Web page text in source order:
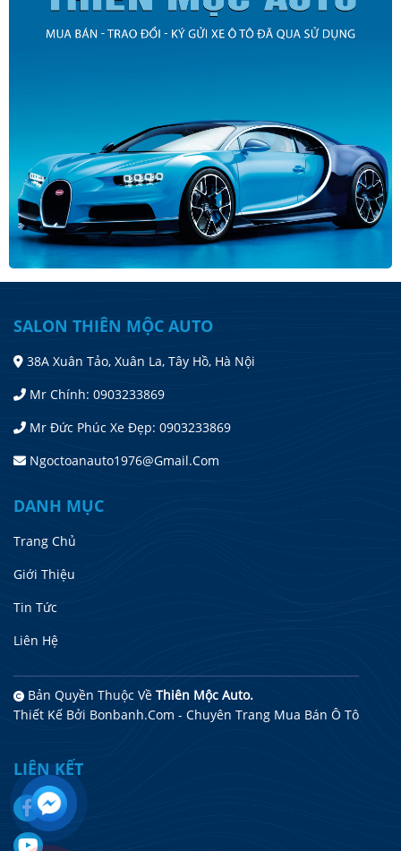
SALON THIÊN MỘC AUTO
38A Xuân Tảo, Xuân La, Tây Hồ, Hà Nội
Mr Chính: 0903233869
Mr Đức Phúc Xe Đẹp: 0903233869
Ngoctoanauto1976@gmail.com
DANH MỤC
Trang Chủ
Giới Thiệu
Tin Tức
Liên Hệ
Bản Quyền Thuộc Về Thiên Mộc Auto.
Thiết Kế Bởi Bonbanh.com - Chuyên Trang Mua Bán Ô Tô
LIÊN KẾT